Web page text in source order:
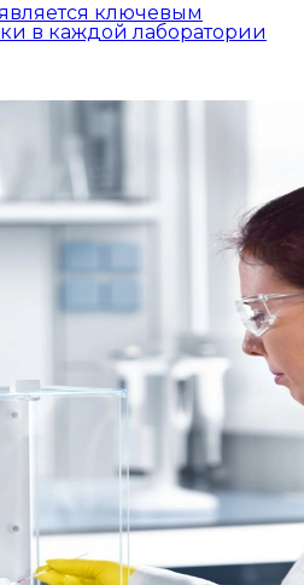
ключевым
в каждой лаборатории